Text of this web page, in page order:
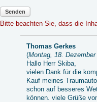
Senden
Bitte beachten Sie, dass die
Thomas Gerkes
(Montag, 18.
Hallo Herr Skiba,
vielen Dank für die
Kauf meines
schon auf besseres
können. viele Grüße